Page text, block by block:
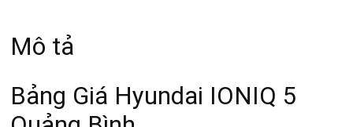
Mô tả
Bảng Giá Hyundai IONIQ 5